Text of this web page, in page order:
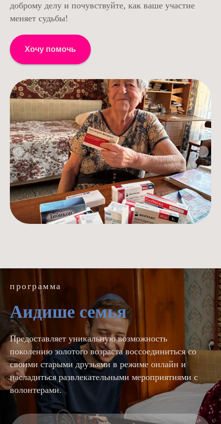
доброму делу и почувствуйте, как ваше участие
меняет судьбы!
Хочу помочь
программа
Аидише семья
Предоставляет уникальную возможность
поколению золотого возраста воссоединиться со
своими старыми друзьями в режиме онлайн и
насладиться развлекательными мероприятиями с
волонтерами.